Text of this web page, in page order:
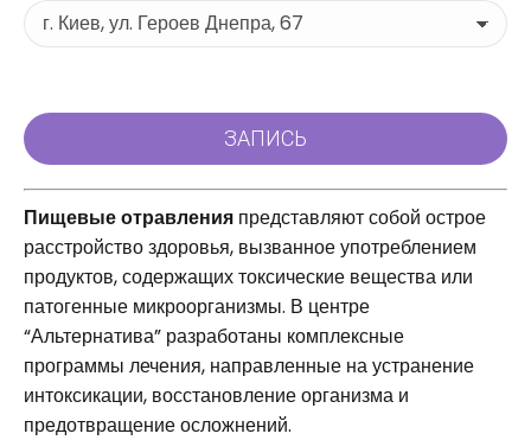
Пищевые отравления представляют собой острое
расстройство здоровья, вызванное употреблением
продуктов, содержащих токсические вещества или
патогенные микроорганизмы. В центре
“Альтернатива” разработаны комплексные
программы лечения, направленные на устранение
интоксикации, восстановление организма и
предотвращение осложнений.